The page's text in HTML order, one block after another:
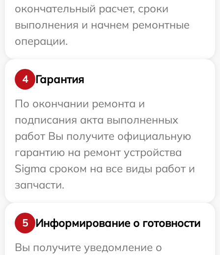
окончательный расчет, сроки
выполнения и начнем ремонтные
операции.
4
Гарантия
По окончании ремонта и
подписания акта выполненных
работ Вы получите официальную
гарантию на ремонт устройства
Sigma сроком на все виды работ и
запчасти.
5
Информирование о готовности
Вы получите уведомление о